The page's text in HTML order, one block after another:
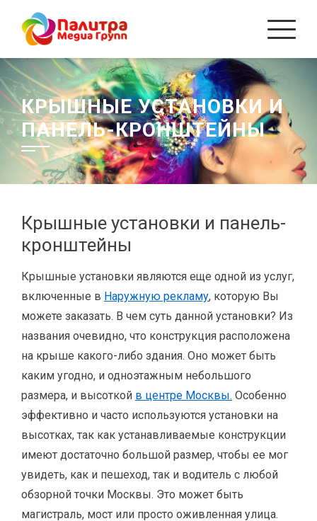
Перейти
содержанию
КРЫШНЫЕ УСТАНОВКИ И
ПАНЕЛЬ-КРОНШТЕЙНЫ
Крышные установки и панель-
кронштейны
Крышные установки являются еще одной из услуг,
включенные в Наружную рекламу, которую Вы
можете заказать. В чем суть данной установки? Из
названия очевидно, что конструкция расположена
на крыше какого-либо здания. Оно может быть
каким угодно, и одноэтажным небольшого
размера, и высоткой в центре Москвы. Особенно
эффективно и часто используются установки на
высотках, так как устанавливаемые конструкции
имеют достаточно большой размер, чтобы ее мог
увидеть, как и пешеход, так и водитель с любой
обзорной точки Москвы. Это может быть
магистраль, мост или просто оживленная улица.